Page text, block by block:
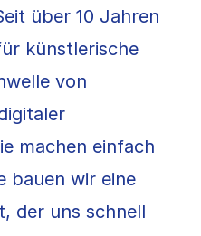
über 10 Jahren
künstlerische
von
machen einfach
bauen wir eine
der uns schnell